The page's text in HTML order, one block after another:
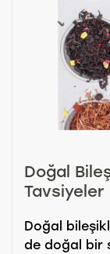
Doğal
Tavsiyeler
Doğal
de doğal bir